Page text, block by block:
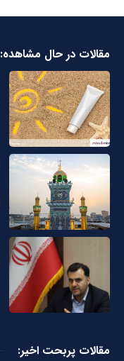
مقالات در حال مشاهده:
مقالات پربحت اخیر: